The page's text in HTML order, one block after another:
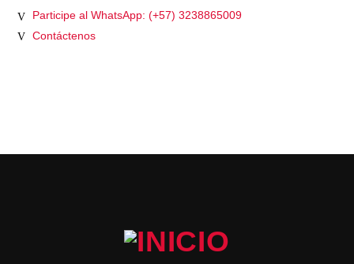
Participe al WhatsApp: (+57) 3238865009
Contáctenos